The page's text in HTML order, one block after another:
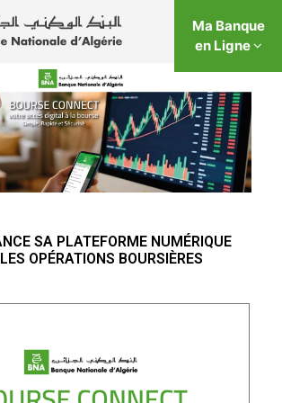
Ma Banque
en Ligne
SA PLATEFORME NUMÉRIQUE
OPÉRATIONS BOURSIÈRES